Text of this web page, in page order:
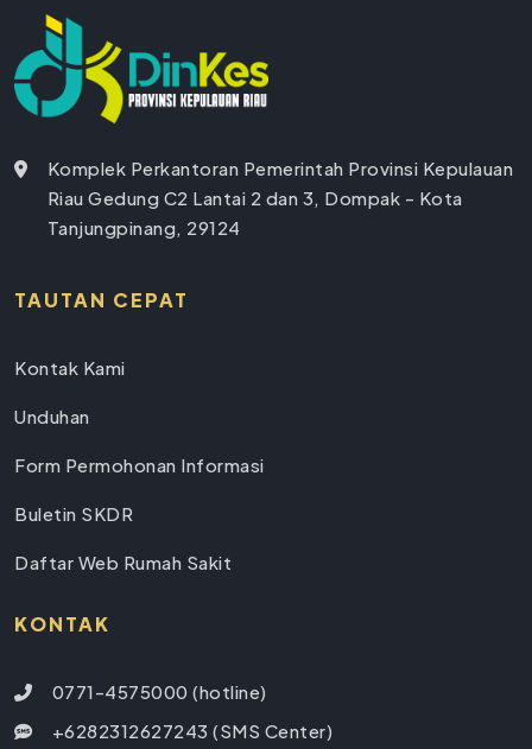
Komplek Perkantoran Pemerintah Provinsi Kepulauan
Riau Gedung C2 Lantai 2 dan 3, Dompak - Kota
Tanjungpinang, 29124
TAUTAN CEPAT
Kontak Kami
Unduhan
Form Permohonan Informasi
Buletin SKDR
Daftar Web Rumah Sakit
KONTAK
0771-4575000 (hotline)
+6282312627243 (SMS Center)